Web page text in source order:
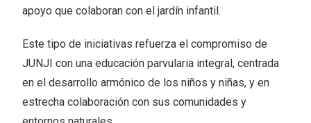
apoyo que colaboran con el jardín infantil.
Este tipo de iniciativas refuerza el compromiso de
JUNJI con una educación parvularia integral, centrada
en el desarrollo armónico de los niños y niñas, y en
estrecha colaboración con sus comunidades y